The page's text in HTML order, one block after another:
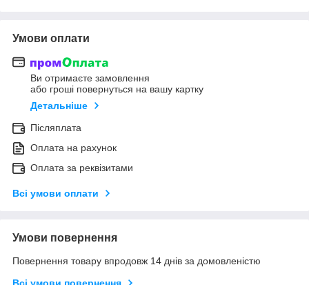
Умови оплати
Ви отримаєте замовлення
або гроші повернуться на вашу картку
Детальніше
Післяплата
Оплата на рахунок
Оплата за реквізитами
Всі умови оплати
Умови повернення
Повернення товару впродовж 14 днів за домовленістю